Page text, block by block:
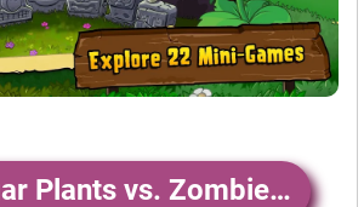
Descargar Plants vs. Zombies™